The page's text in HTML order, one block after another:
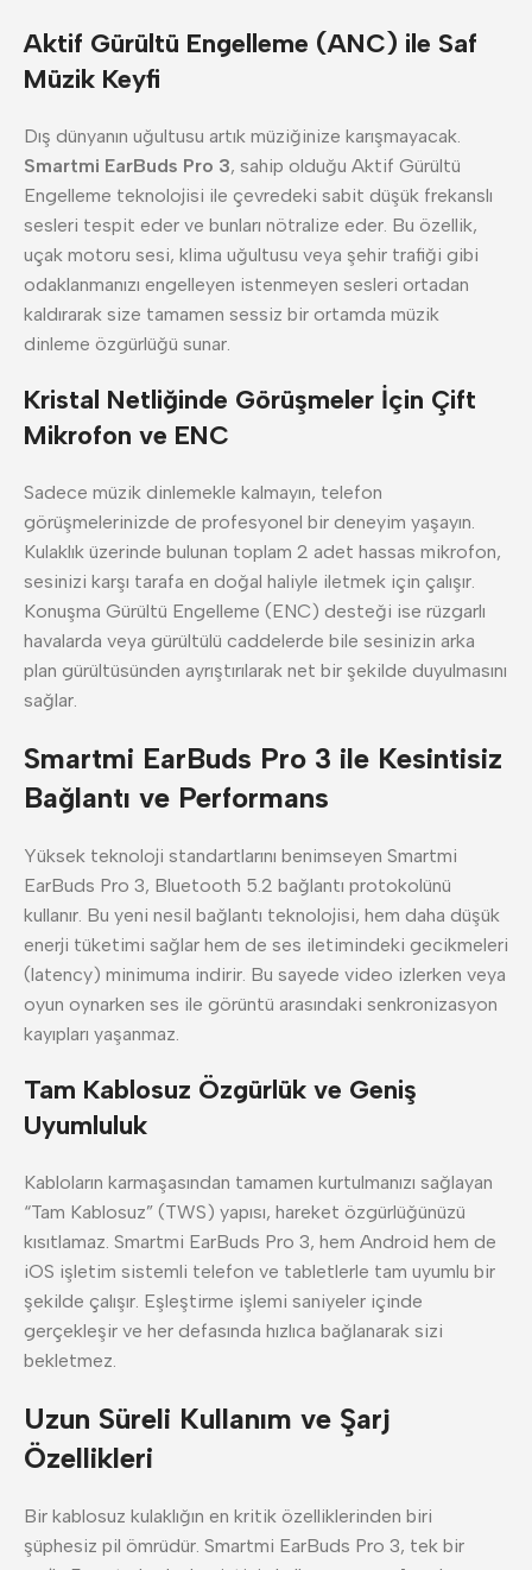
Aktif Gürültü Engelleme (ANC) ile Saf
Müzik Keyfi
Dış dünyanın uğultusu artık müziğinize karışmayacak.
Smartmi EarBuds Pro 3, sahip olduğu Aktif Gürültü
Engelleme teknolojisi ile çevredeki sabit düşük frekanslı
sesleri tespit eder ve bunları nötralize eder. Bu özellik,
uçak motoru sesi, klima uğultusu veya şehir trafiği gibi
odaklanmanızı engelleyen istenmeyen sesleri ortadan
kaldırarak size tamamen sessiz bir ortamda müzik
dinleme özgürlüğü sunar.
Kristal Netliğinde Görüşmeler İçin Çift
Mikrofon ve ENC
Sadece müzik dinlemekle kalmayın, telefon
görüşmelerinizde de profesyonel bir deneyim yaşayın.
Kulaklık üzerinde bulunan toplam 2 adet hassas mikrofon,
sesinizi karşı tarafa en doğal haliyle iletmek için çalışır.
Konuşma Gürültü Engelleme (ENC) desteği ise rüzgarlı
havalarda veya gürültülü caddelerde bile sesinizin arka
plan gürültüsünden ayrıştırılarak net bir şekilde duyulmasını
sağlar.
Smartmi EarBuds Pro 3 ile Kesintisiz
Bağlantı ve Performans
Yüksek teknoloji standartlarını benimseyen Smartmi
EarBuds Pro 3, Bluetooth 5.2 bağlantı protokolünü
kullanır. Bu yeni nesil bağlantı teknolojisi, hem daha düşük
enerji tüketimi sağlar hem de ses iletimindeki gecikmeleri
(latency) minimuma indirir. Bu sayede video izlerken veya
oyun oynarken ses ile görüntü arasındaki senkronizasyon
kayıpları yaşanmaz.
Tam Kablosuz Özgürlük ve Geniş
Uyumluluk
Kabloların karmaşasından tamamen kurtulmanızı sağlayan
“Tam Kablosuz” (TWS) yapısı, hareket özgürlüğünüzü
kısıtlamaz. Smartmi EarBuds Pro 3, hem Android hem de
iOS işletim sistemli telefon ve tabletlerle tam uyumlu bir
şekilde çalışır. Eşleştirme işlemi saniyeler içinde
gerçekleşir ve her defasında hızlıca bağlanarak sizi
bekletmez.
Uzun Süreli Kullanım ve Şarj
Özellikleri
Bir kablosuz kulaklığın en kritik özelliklerinden biri
şüphesiz pil ömrüdür. Smartmi EarBuds Pro 3, tek bir